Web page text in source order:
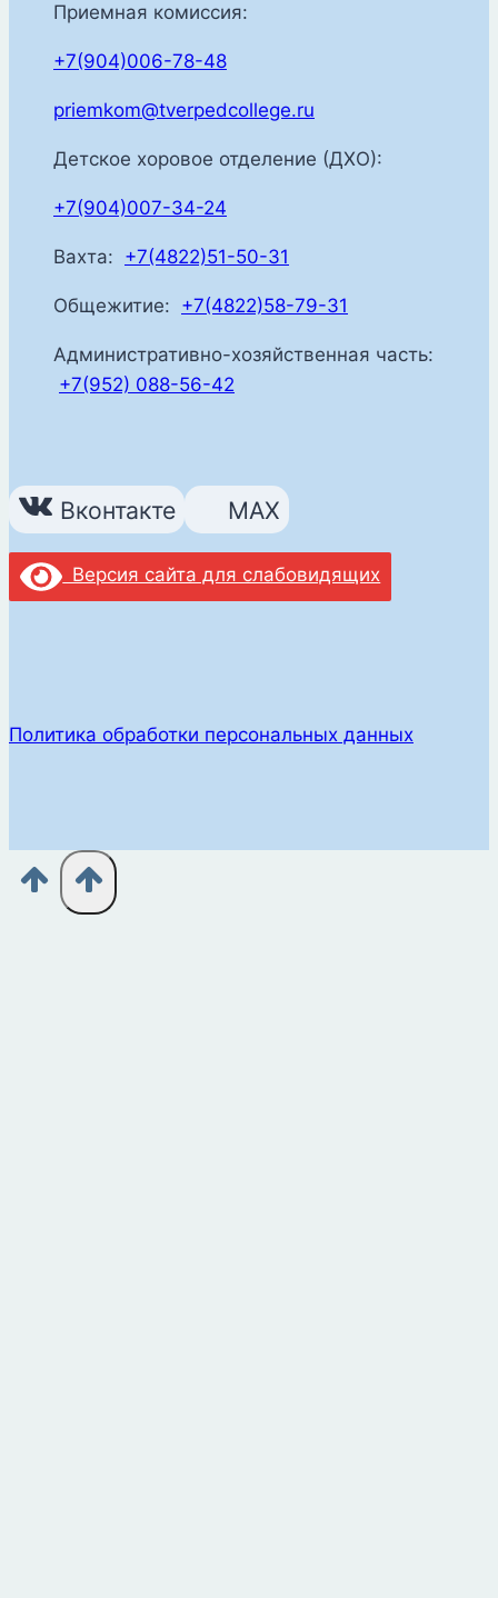
Приемная комиссия:
+7(904)006-78-48
priemkom@tverpedcollege.ru
Детское хоровое отделение (ДХО):
+7(904)007-34-24
Вахта: +7(4822)51-50-31
Общежитие: +7(4822)58-79-31
Административно-хозяйственная часть:
+7(952) 088-56-42
Вконтакте MAX
Версия сайта для слабовидящих
Политика обработки персональных данных